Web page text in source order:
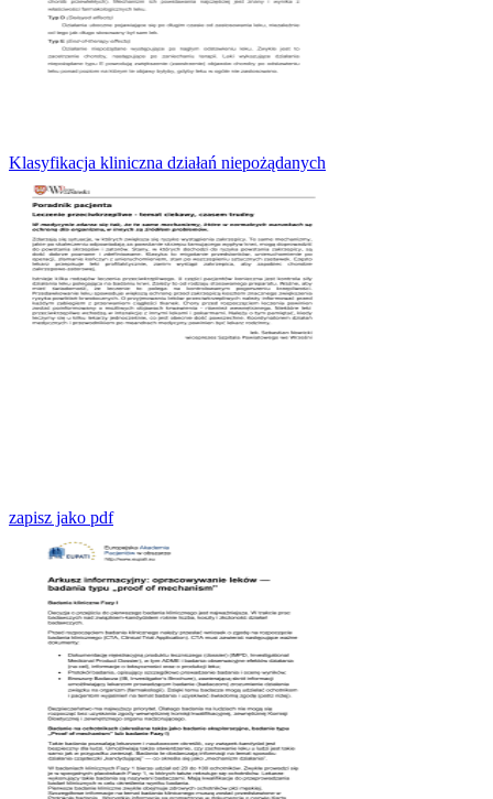
Klasyfikacja kliniczna działań niepożądanych
zapisz jako pdf